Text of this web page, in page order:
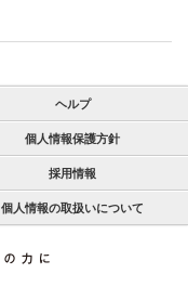
ヘルプ
個人情報保護方針
採用情報
個人情報の取扱いについて